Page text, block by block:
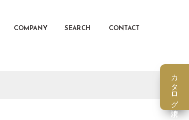
COMPANY SEARCH CONTACT
カタログ請求